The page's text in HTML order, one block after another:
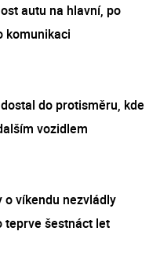
autu na hlavní, po
komunikaci
do protisměru, kde
vozidlem
o víkendu nezvládly
teprve šestnáct let